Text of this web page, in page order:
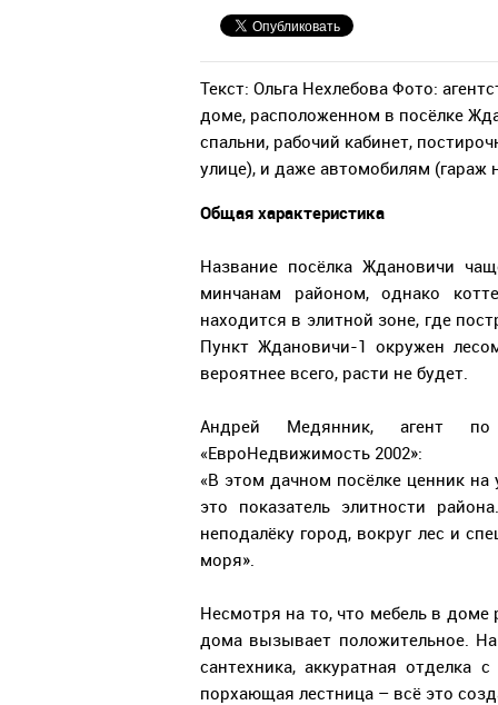
Текст: Ольга Нехлебова Фото:
доме, расположенном в посёлке
спальни, рабочий кабинет,
улице), и даже автомобилям (гараж
Общая характеристика
Название посёлка Ждановичи
минчанам районом, однако
находится в элитной зоне, где
Пункт Ждановичи-1 окружен
вероятнее всего, расти не будет.
Андрей Медянник, агент по
«ЕвроНедвижимость 2002»:
«В этом дачном посёлке ценник на
это показатель элитности
неподалёку город, вокруг лес и
моря».
Несмотря на то, что мебель в доме
дома вызывает положительное.
сантехника, аккуратная отделка
порхающая лестница – всё это